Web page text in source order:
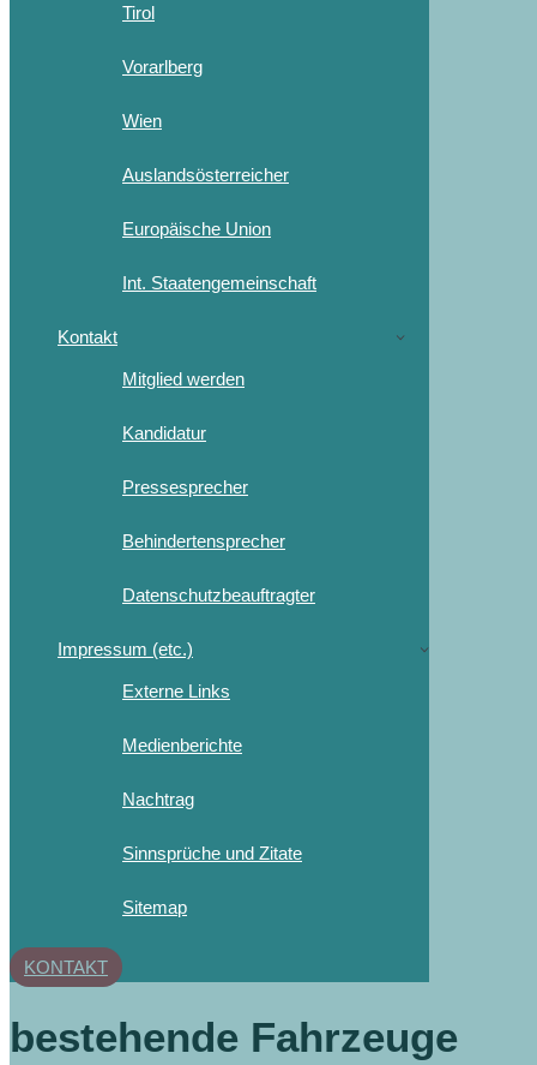
Tirol
Vorarlberg
Wien
Auslandsösterreicher
Europäische Union
Int. Staatengemeinschaft
Kontakt
Mitglied werden
Kandidatur
Pressesprecher
Behindertensprecher
Datenschutzbeauftragter
Impressum (etc.)
Externe Links
Medienberichte
Nachtrag
Sinnsprüche und Zitate
Sitemap
KONTAKT
bestehende Fahrzeuge